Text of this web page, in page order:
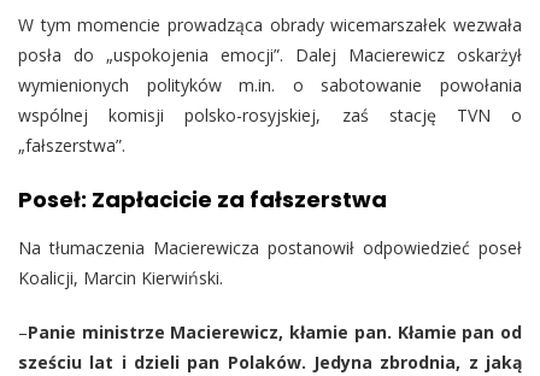
W tym momencie prowadząca obrady wicemarszałek wezwała
posła do „uspokojenia emocji”. Dalej Macierewicz oskarżył
wymienionych polityków m.in. o sabotowanie powołania
wspólnej komisji polsko-rosyjskiej, zaś stację TVN o
„fałszerstwa”.
Poseł: Zapłacicie za fałszerstwa
Na tłumaczenia Macierewicza postanowił odpowiedzieć poseł
Koalicji, Marcin Kierwiński.
–Panie ministrze Macierewicz, kłamie pan. Kłamie pan od
sześciu lat i dzieli pan Polaków. Jedyna zbrodnia, z jaką